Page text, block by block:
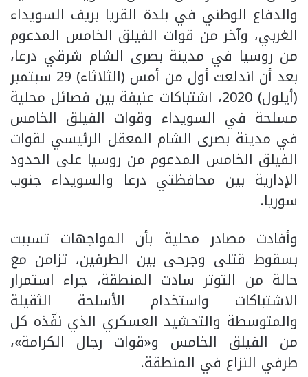
والدفاع الوطني في بلدة القريا بريف السويداء
الغربي، وآخر من قوات الفيلق الخامس المدعوم
من روسيا في مدينة بصرى الشام شرقي درعا،
بعد أن اندلعت أول من أمس (الثلاثاء) 29 سبتمبر
(أيلول) 2020، اشتباكات عنيفة بين فصائل محلية
مسلحة في السويداء وقوات الفيلق الخامس
في مدينة بصرى الشام المعقل الرئيسي لقوات
الفيلق الخامس المدعوم من روسيا على الحدود
الإدارية بين محافظتي درعا والسويداء جنوب
سوريا.
وأفادت مصادر محلية بأن المواجهات تسببت
بسقوط قتلى وجرحى بين الطرفين، تزامن مع
حالة من التوتر سادت المنطقة، جراء استمرار
الاشتباكات واستخدام الأسلحة الثقيلة
والمتوسطة والتحشيد العسكري الذي نفّذه كل
من الفيلق الخامس و«قوات رجال الكرامة»،
طرفي النزاع في المنطقة.